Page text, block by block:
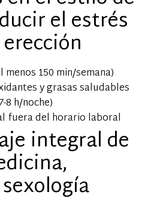
el estrés
150 min/semana)
y grasas saludables
8 h/noche)
fuera del horario laboral
integral de